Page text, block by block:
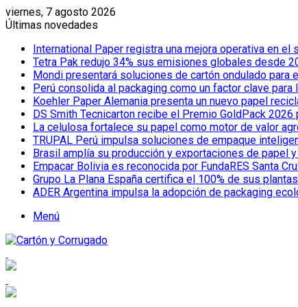
viernes, 7 agosto 2026
Últimas novedades
International Paper registra una mejora operativa en
Tetra Pak redujo 34% sus emisiones globales desde
Mondi presentará soluciones de cartón ondulado para
Perú consolida al packaging como un factor clave
Koehler Paper Alemania presenta un nuevo papel
DS Smith Tecnicarton recibe el Premio GoldPack
La celulosa fortalece su papel como motor de valor
TRUPAL Perú impulsa soluciones de empaque
Brasil amplía su producción y exportaciones de papel
Empacar Bolivia es reconocida por FundaRES Santa
Grupo La Plana España certifica el 100% de sus
ADER Argentina impulsa la adopción de packaging
Menú